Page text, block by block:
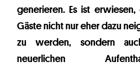
generieren. Es ist
Gäste nicht nur eher dazu
zu werden, sondern
neuerlichen